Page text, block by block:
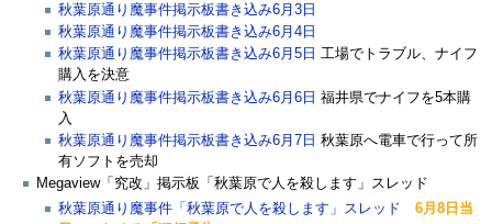
秋葉原通り魔事件掲示板書き込み6月3日
秋葉原通り魔事件掲示板書き込み6月4日
秋葉原通り魔事件掲示板書き込み6月5日 工場でトラブル、ナイフ
購入を決意
秋葉原通り魔事件掲示板書き込み6月6日 福井県でナイフを5本購
入
秋葉原通り魔事件掲示板書き込み6月7日 秋葉原へ電車で行って所
有ソフトを売却
Megaview「究改」掲示板「秋葉原で人を殺します」スレッド
秋葉原通り魔事件「秋葉原で人を殺します」スレッド
6月8日当